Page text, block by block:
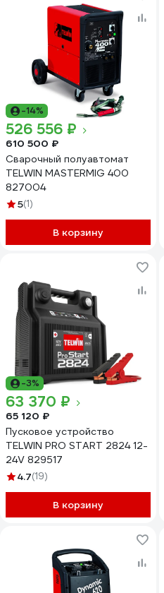
-14%
526 556 ₽
610 500 ₽
Сварочный полуавтомат
TELWIN MASTERMIG 400
827004
5(1)
В корзину
-3%
63 370 ₽
65 120 ₽
Пусковое устройство
TELWIN PRO START 2824 12-
24V 829517
4.7(19)
В корзину